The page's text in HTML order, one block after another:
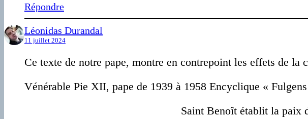
Répondre
Léonidas Durandal
11 juillet 2024
Ce texte de notre pape, montre en contrepoint les effets de la
Vénérable Pie XII, pape de 1939 à 1958 Encyclique «
Saint Benoît établit la paix